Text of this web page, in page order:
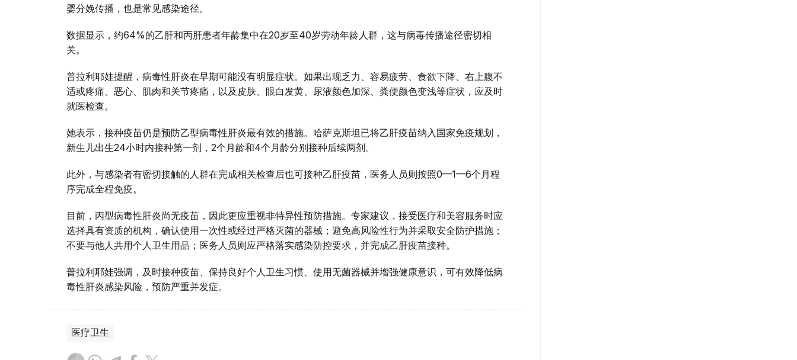
婴分娩传播，也是常见感染途径。
数据显示，约64%的乙肝和丙肝患者年龄集中在20岁至40岁劳动年龄人群，这与病毒传播途径密切相
关。
普拉利耶娃提醒，病毒性肝炎在早期可能没有明显症状。如果出现乏力、容易疲劳、食欲下降、右上腹不
适或疼痛、恶心、肌肉和关节疼痛，以及皮肤、眼白发黄、尿液颜色加深、粪便颜色变浅等症状，应及时
就医检查。
她表示，接种疫苗仍是预防乙型病毒性肝炎最有效的措施。哈萨克斯坦已将乙肝疫苗纳入国家免疫规划，
新生儿出生24小时内接种第一剂，2个月龄和4个月龄分别接种后续两剂。
此外，与感染者有密切接触的人群在完成相关检查后也可接种乙肝疫苗，医务人员则按照0—1—6个月程
序完成全程免疫。
目前，丙型病毒性肝炎尚无疫苗，因此更应重视非特异性预防措施。专家建议，接受医疗和美容服务时应
选择具有资质的机构，确认使用一次性或经过严格灭菌的器械；避免高风险性行为并采取安全防护措施；
不要与他人共用个人卫生用品；医务人员则应严格落实感染防控要求，并完成乙肝疫苗接种。
普拉利耶娃强调，及时接种疫苗、保持良好个人卫生习惯、使用无菌器械并增强健康意识，可有效降低病
毒性肝炎感染风险，预防严重并发症。
医疗卫生